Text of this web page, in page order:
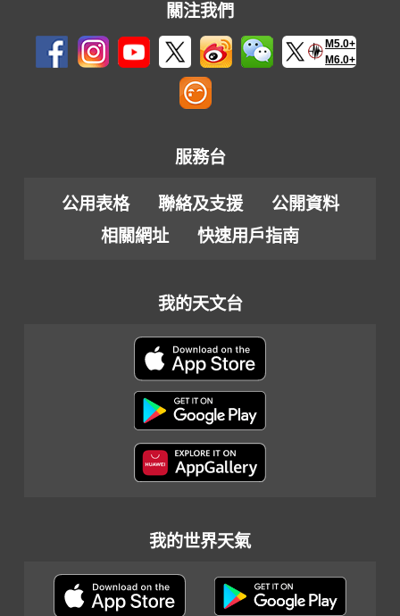
關注我們
M5.0+
M6.0+
服務台
公用表格 聯絡及支援
公開資料
相關網址
快速用戶指南
我的天文台
我的世界天氣